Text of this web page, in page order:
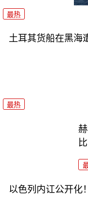
最热
土耳其货船在黑海
最热
以色列内讧公开化